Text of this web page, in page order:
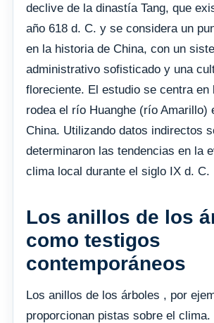
declive de la dinastía Tang, que
año 618 d. C. y se considera un
en la historia de China, con un
administrativo sofisticado y una
floreciente. El estudio se centra en
rodea el río Huanghe (río Amarillo)
China. Utilizando datos indirectos
determinaron las tendencias en la
clima local durante el siglo IX d. C.
Los anillos de los
como testigos
contemporáneos
Los anillos de los árboles , por
proporcionan pistas sobre el clima.